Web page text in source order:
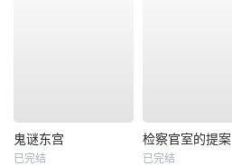
鬼谜东宫
已完结
检察官室的提案
已完结